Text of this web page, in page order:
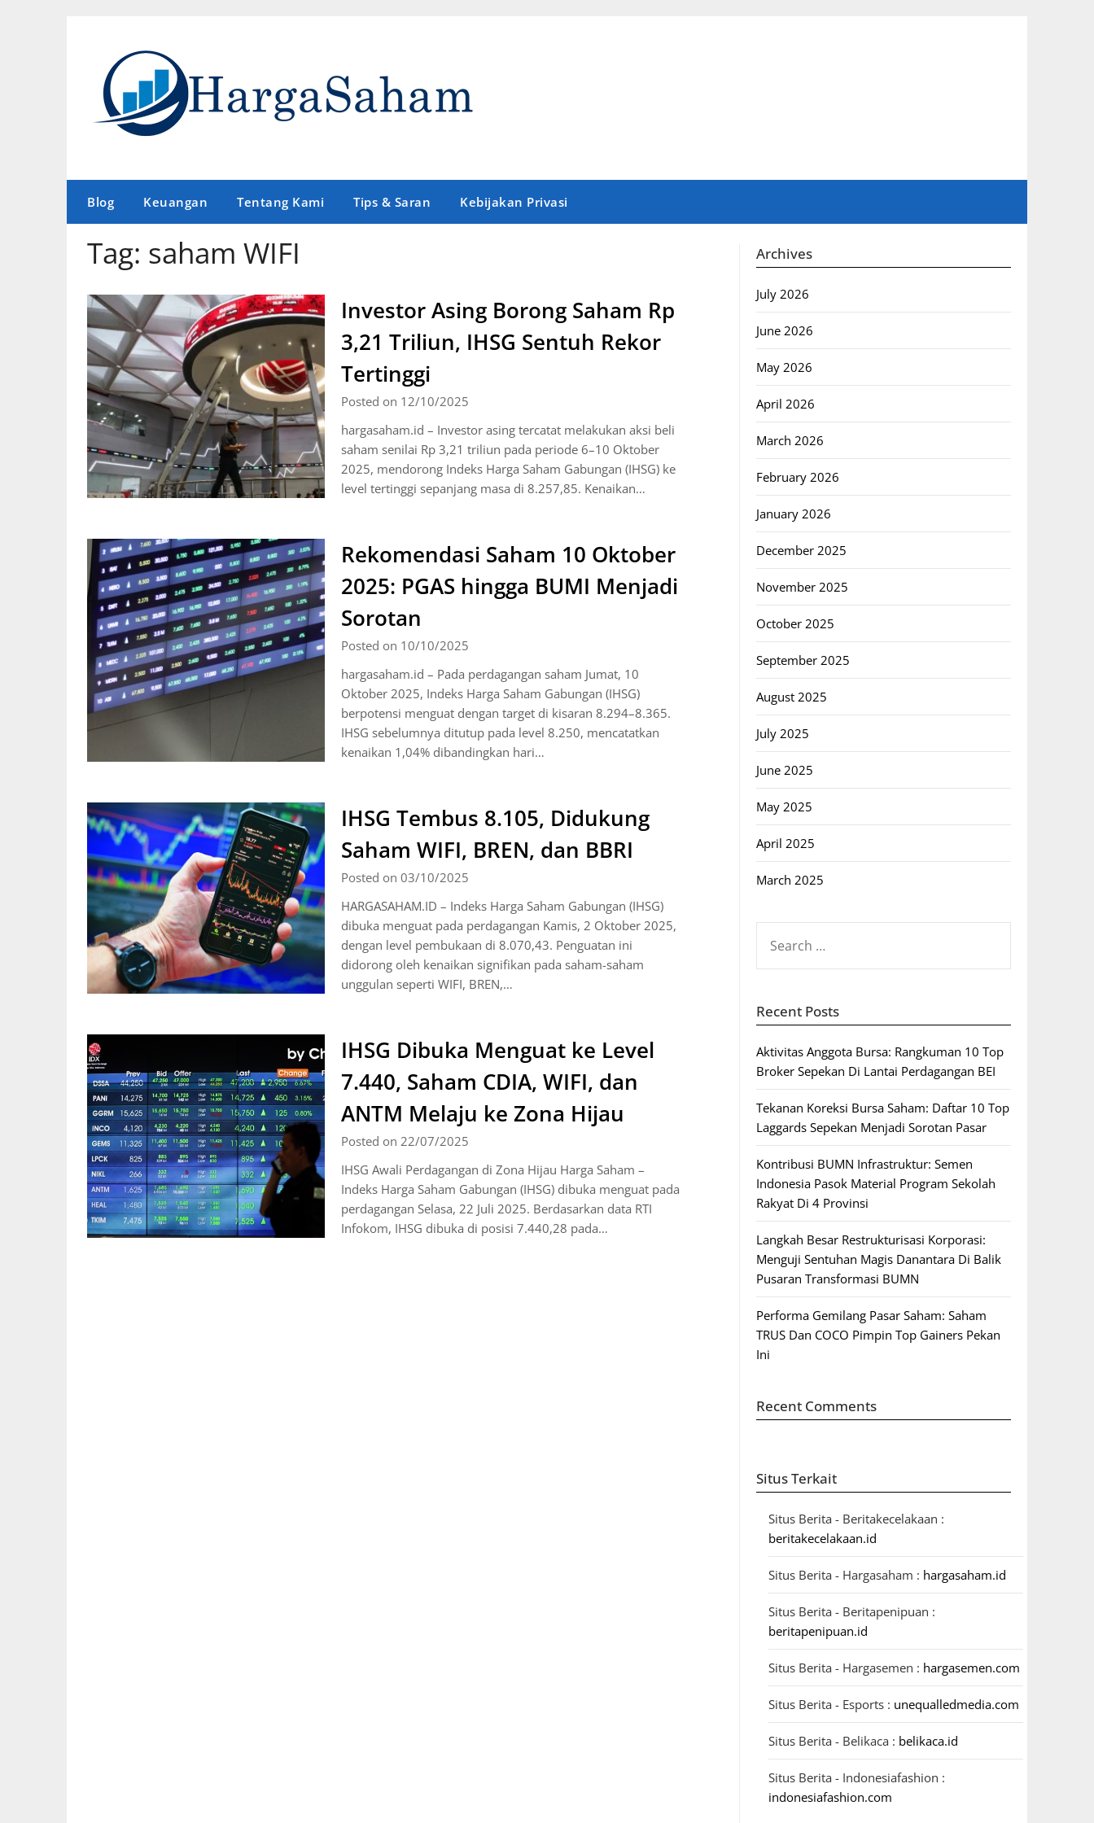
Blog Keuangan Tentang Kami Tips & Saran Kebijakan Privasi
Tag: saham WIFI
Investor Asing Borong Saham Rp
3,21 Triliun, IHSG Sentuh Rekor
Tertinggi
Posted on 12/10/2025
hargasaham.id – Investor asing tercatat melakukan aksi beli
saham senilai Rp 3,21 triliun pada periode 6–10 Oktober
2025, mendorong Indeks Harga Saham Gabungan (IHSG) ke
level tertinggi sepanjang masa di 8.257,85. Kenaikan…
Rekomendasi Saham 10 Oktober
2025: PGAS hingga BUMI Menjadi
Sorotan
Posted on 10/10/2025
hargasaham.id – Pada perdagangan saham Jumat, 10
Oktober 2025, Indeks Harga Saham Gabungan (IHSG)
berpotensi menguat dengan target di kisaran 8.294–8.365.
IHSG sebelumnya ditutup pada level 8.250, mencatatkan
kenaikan 1,04% dibandingkan hari…
IHSG Tembus 8.105, Didukung
Saham WIFI, BREN, dan BBRI
Posted on 03/10/2025
HARGASAHAM.ID – Indeks Harga Saham Gabungan (IHSG)
dibuka menguat pada perdagangan Kamis, 2 Oktober 2025,
dengan level pembukaan di 8.070,43. Penguatan ini
didorong oleh kenaikan signifikan pada saham-saham
unggulan seperti WIFI, BREN,…
IHSG Dibuka Menguat ke Level
7.440, Saham CDIA, WIFI, dan
ANTM Melaju ke Zona Hijau
Posted on 22/07/2025
IHSG Awali Perdagangan di Zona Hijau Harga Saham –
Indeks Harga Saham Gabungan (IHSG) dibuka menguat pada
perdagangan Selasa, 22 Juli 2025. Berdasarkan data RTI
Infokom, IHSG dibuka di posisi 7.440,28 pada…
Archives
July 2026
June 2026
May 2026
April 2026
March 2026
February 2026
January 2026
December 2025
November 2025
October 2025
September 2025
August 2025
July 2025
June 2025
May 2025
April 2025
March 2025
FOR:
Recent Posts
Aktivitas Anggota Bursa: Rangkuman 10 Top
Broker Sepekan Di Lantai Perdagangan BEI
Tekanan Koreksi Bursa Saham: Daftar 10 Top
Laggards Sepekan Menjadi Sorotan Pasar
Kontribusi BUMN Infrastruktur: Semen
Indonesia Pasok Material Program Sekolah
Rakyat Di 4 Provinsi
Langkah Besar Restrukturisasi Korporasi:
Menguji Sentuhan Magis Danantara Di Balik
Pusaran Transformasi BUMN
Performa Gemilang Pasar Saham: Saham
TRUS Dan COCO Pimpin Top Gainers Pekan
Ini
Recent Comments
Situs Terkait
Situs Berita - Beritakecelakaan :
beritakecelakaan.id
Situs Berita - Hargasaham : hargasaham.id
Situs Berita - Beritapenipuan :
beritapenipuan.id
Situs Berita - Hargasemen : hargasemen.com
Situs Berita - Esports : unequalledmedia.com
Situs Berita - Belikaca : belikaca.id
Situs Berita - Indonesiafashion :
indonesiafashion.com